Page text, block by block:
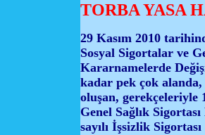
TORBA YASA
29 Kasım 2010
Sosyal Sigortalar ve
Kararnamelerde
kadar pek çok
oluşan, gerekçeleriyle
Genel Sağlık
sayılı İşsizlik